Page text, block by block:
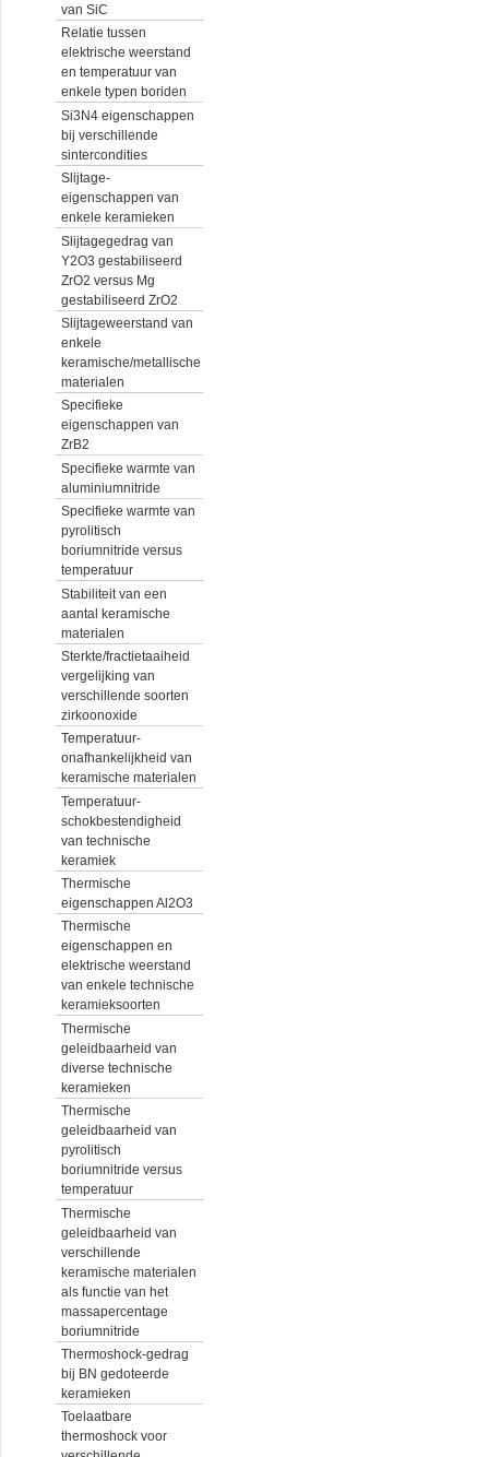
van SiC
Relatie tussen
elektrische weerstand
en temperatuur van
enkele typen boriden
Si3N4 eigenschappen
bij verschillende
sintercondities
Slijtage-
eigenschappen van
enkele keramieken
Slijtagegedrag van
Y2O3 gestabiliseerd
ZrO2 versus Mg
gestabiliseerd ZrO2
Slijtageweerstand van
enkele
keramische/metallische
materialen
Specifieke
eigenschappen van
ZrB2
Specifieke warmte van
aluminiumnitride
Specifieke warmte van
pyrolitisch
boriumnitride versus
temperatuur
Stabiliteit van een
aantal keramische
materialen
Sterkte/fractietaaiheid
vergelijking van
verschillende soorten
zirkoonoxide
Temperatuur-
onafhankelijkheid van
keramische materialen
Temperatuur-
schokbestendigheid
van technische
keramiek
Thermische
eigenschappen Al2O3
Thermische
eigenschappen en
elektrische weerstand
van enkele technische
keramieksoorten
Thermische
geleidbaarheid van
diverse technische
keramieken
Thermische
geleidbaarheid van
pyrolitisch
boriumnitride versus
temperatuur
Thermische
geleidbaarheid van
verschillende
keramische materialen
als functie van het
massapercentage
boriumnitride
Thermoshock-gedrag
bij BN gedoteerde
keramieken
Toelaatbare
thermoshock voor